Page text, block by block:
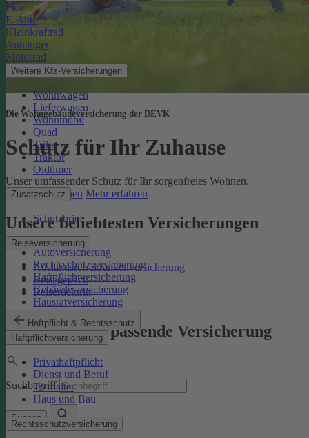
Pkw
E-Auto
Kleinkraftrad
Anhänger
Motorrad
Weitere Kfz-Versicherungen
Wohnwagen
Lieferwagen
Wohnmobil
Quad
Trike
Traktor
Oldtimer
Zusatzschutz
Schutzbrief
Reiseversicherung
Auslandsreisekrankenversicherung
Reisegepäck
Reiserücktritt
Haftpflicht & Rechtsschutz
Haftpflichtversicherung
Privathaftpflicht
Dienst und Beruf
Tierhalter
Haus und Bau
Rechtsschutzversicherung
Die Wohngebäudeversicherung der DEVK
Schutz für Ihr Zuhause
Unser umfassender Schutz für Ihr sorgenfreies Wohnen.
Online berechnen Mehr erfahren
Unsere beliebtesten Versicherungen
Autoversicherung
Rechtsschutzversicherung
Haftpflichtversicherung
Gebäudeversicherung
Hausratversicherung
Finden Sie die passende Versicherung
Suchbegriff
Suchen